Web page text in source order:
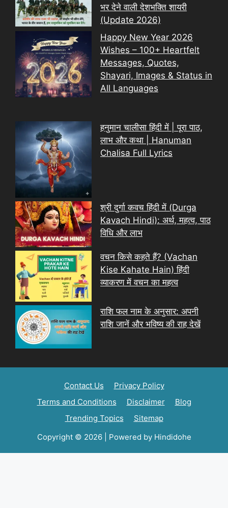
भर देने वाली देशभक्ति शायरी
(Update 2026)
Happy New Year 2026
Wishes – 100+ Heartfelt
Messages, Quotes,
Shayari, Images & Status in
All Languages
हनुमान चालीसा हिंदी में | पूरा पाठ,
लाभ और कथा | Hanuman
Chalisa Full Lyrics
श्री दुर्गा कवच हिंदी में (Durga
Kavach Hindi): अर्थ, महत्व, पाठ
विधि और लाभ
वचन किसे कहते हैं? (Vachan
Kise Kahate Hain) हिंदी
व्याकरण में वचन का महत्व
राशि फल नाम के अनुसार: अपनी
राशि जानें और भविष्य की राह देखें
Contact Us
Privacy Policy
Terms and Conditions
Disclaimer
Blog
Trending Topics
Sitemap
Copyright © 2026 | Powered by Hindidohe